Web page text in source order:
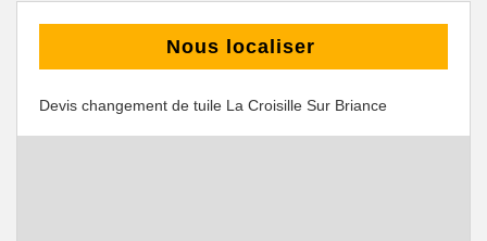
Nous localiser
Devis changement de tuile La Croisille Sur Briance